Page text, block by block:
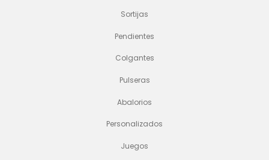
Sortijas
Pendientes
Colgantes
Pulseras
Abalorios
Personalizados
Juegos